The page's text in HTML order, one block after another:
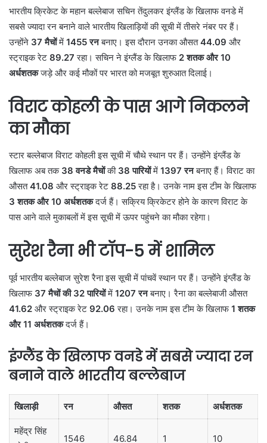
भारतीय क्रिकेट के महान बल्लेबाज सचिन तेंदुलकर इंग्लैंड के खिलाफ वनडे में
सबसे ज्यादा रन बनाने वाले भारतीय खिलाड़ियों की सूची में तीसरे नंबर पर हैं।
उन्होंने 37 मैचोंमें 1455 रनबनाए। इस दौरान उनका औसत44.09 और
स्ट्राइक रेट 89.27 रहा। सचिन ने इंग्लैंड के खिलाफ 2 शतक और 10
अर्धशतकजड़े और कई मौकों पर भारत को मजबूत शुरुआत दिलाई।
विराट कोहली के पास आगे निकलने
का मौका
स्टार बल्लेबाज विराट कोहली इस सूची में चौथे स्थान पर हैं। उन्होंने इंग्लैंड के
खिलाफ अब तक 38 वनडे मैचोंकी 38 पारियोंमें 1397 रनबनाए हैं। विराट का
औसत41.08 और स्ट्राइक रेट 88.25रहा है। उनके नाम इस टीम के खिलाफ
3 शतक और 10 अर्धशतकदर्ज हैं। सक्रिय क्रिकेटर होने के कारण विराट के
पास आने वाले मुकाबलों में इस सूची में ऊपर पहुंचने का मौका रहेगा।
सुरेश रैना भी टॉप-5 में शामिल
पूर्व भारतीय बल्लेबाज सुरेश रैना इस सूची में पांचवें स्थान पर हैं। उन्होंने इंग्लैंड के
खिलाफ 37 मैचों की 32 पारियोंमें 1207 रनबनाए। रैना का बल्लेबाजी औसत
41.62 और स्ट्राइक रेट 92.06 रहा। उनके नाम इस टीम के खिलाफ1 शतक
और 11 अर्धशतकदर्ज हैं।
इंग्लैंड के खिलाफ वनडे में सबसे ज्यादा रन
बनाने वाले भारतीय बल्लेबाज
खिलाड़ी रन औसत शतक अर्धशतक
महेंद्र सिंह
1546 46.84 1 10